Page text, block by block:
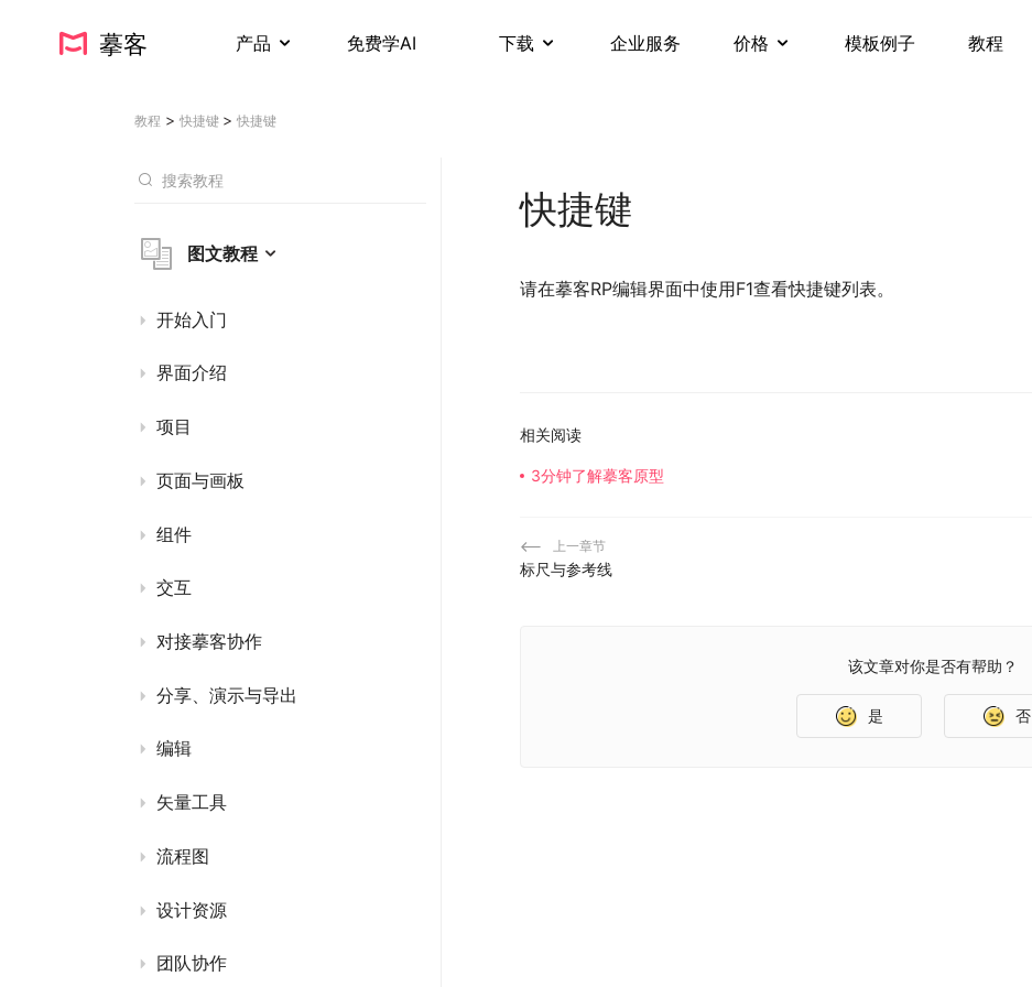
摹客 产品 免费学AI 下载 企业服务 价格 模板例子 教程
教程 > 快捷键 > 快捷键
图文教程
开始入门
界面介绍
项目
页面与画板
组件
交互
对接摹客协作
分享、演示与导出
编辑
矢量工具
流程图
设计资源
团队协作
快捷键
请在摹客RP编辑界面中使用F1查看快捷键列表。
相关阅读
3分钟了解摹客原型
上一章节
标尺与参考线
该文章对你是否有帮助？
是 否